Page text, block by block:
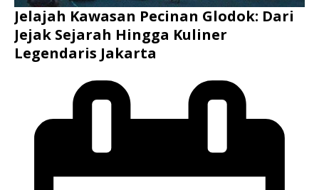
Jelajah Kawasan Pecinan Glodok: Dari
Jejak Sejarah Hingga Kuliner
Legendaris Jakarta